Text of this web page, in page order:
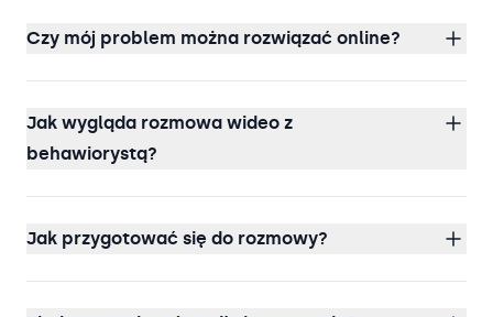
Czy mój problem można rozwiązać online?
Jak wygląda rozmowa wideo z
behawiorystą?
Jak przygotować się do rozmowy?